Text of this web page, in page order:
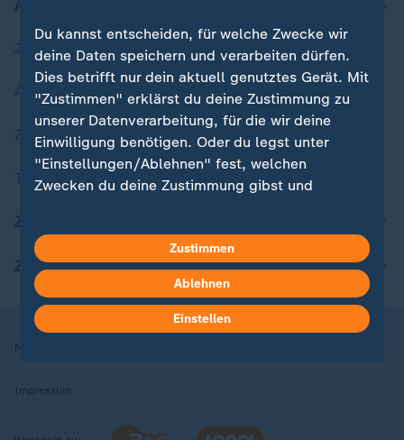
Zuletzt veröffentlicht
Aktuelle Sendungs-Videos
ZDFheute Stories
Themen im Überblick
ZDFheute Apps
Nutzungsbedingungen
Impressum
Du kannst entscheiden, für welche Zwecke wir
deine Daten speichern und verarbeiten dürfen.
Dies betrifft nur dein aktuell genutztes Gerät. Mit
"Zustimmen" erklärst du deine Zustimmung zu
unserer Datenverarbeitung, für die wir deine
Einwilligung benötigen. Oder du legst unter
"Einstellungen/Ablehnen" fest, welchen
Zwecken du deine Zustimmung gibst und
in deinen Einstellungen widerrufen oder ändern.
Hier findest du das Impressum.
Weitere Informationen findest du in unserer
Datenschutzerklärung.
Zustimmen
Ablehnen
Einstellen